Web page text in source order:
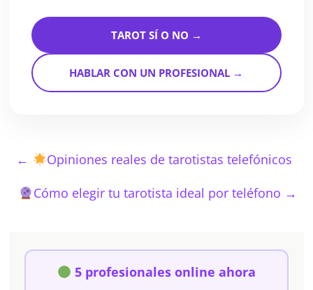
TAROT SÍ O NO →
HABLAR CON UN PROFESIONAL →
←
Opiniones reales de tarotistas telefónicos
Cómo elegir tu tarotista ideal por teléfono →
5 profesionales online ahora